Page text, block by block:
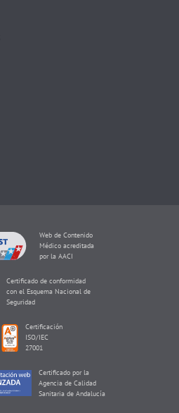
Web de Contenido
Médico acreditada
por la AACI
Certificado de conformidad
con el Esquema Nacional de
Seguridad
Certificación
ISO/IEC
27001
Certificado por la
Agencia de Calidad
Sanitaria de Andalucía